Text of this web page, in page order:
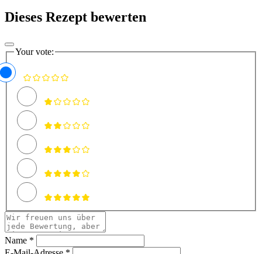
Dieses Rezept bewerten
Your vote:
Name *